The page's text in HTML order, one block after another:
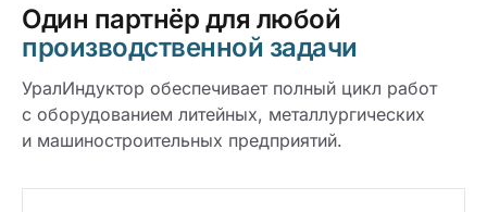
Один партнёр для любой
производственной задачи
УралИндуктор обеспечивает полный цикл работ
с оборудованием литейных, металлургических
и машиностроительных предприятий.